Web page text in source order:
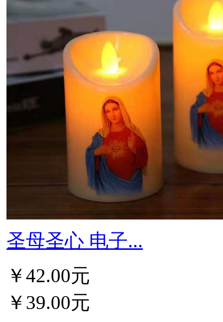
圣母圣心 电子...
￥42.00元
￥39.00元